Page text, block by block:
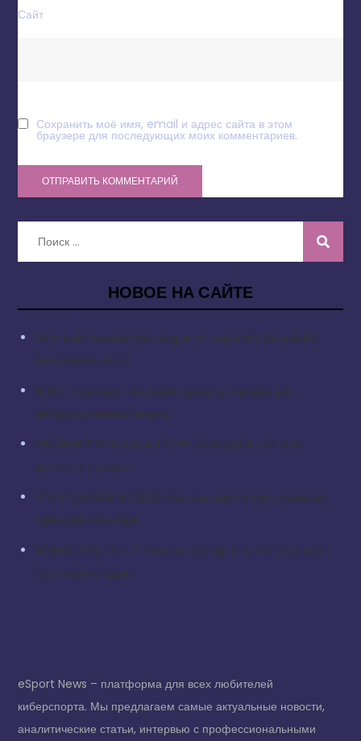
Сайт
Сохранить моё имя, email и адрес сайта в этом
браузере для последующих моих комментариев.
НОВОЕ НА САЙТЕ
Sentinels выходят на League of Legends: Doublelift
представил анонс
BLAST переходит на новый уровень сервиса для
киберспортивных команд
VALORANT Champions 2025: рекордные 1,47 млн
зрителей в финале
The International 2025 стал третьим по популярности
турниром сентября
Worlds 2025: IG и T1 откроют турнир в матче за выход в
групповую стадию
eSport News – платформа для всех любителей
киберспорта. Мы предлагаем самые актуальные новости,
аналитические статьи, интервью с профессиональными